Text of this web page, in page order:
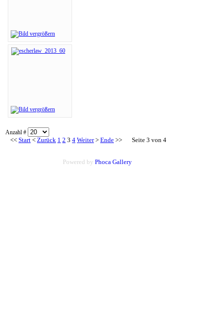
Anzahl #
<< Start < Zurück 1 2 3 4 Weiter> Ende >> Seite 3 von 4
Powered by Phoca Gallery